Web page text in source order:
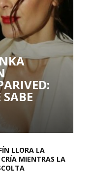
SABE
LLORA LA
MIENTRAS LA